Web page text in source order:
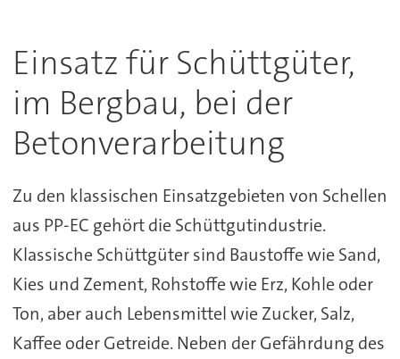
Einsatz für Schüttgüter,
im Bergbau, bei der
Betonverarbeitung
Zu den klassischen Einsatzgebieten von Schellen
aus PP-EC gehört die Schüttgutindustrie.
Klassische Schüttgüter sind Baustoffe wie Sand,
Kies und Zement, Rohstoffe wie Erz, Kohle oder
Ton, aber auch Lebensmittel wie Zucker, Salz,
Kaffee oder Getreide. Neben der Gefährdung des